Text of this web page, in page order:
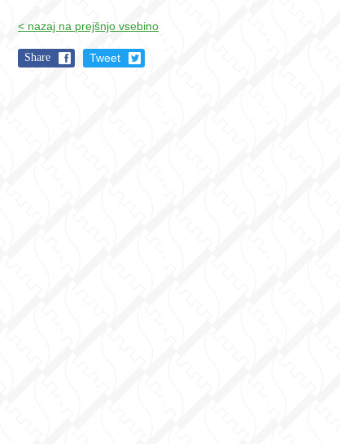
< nazaj na prejšnjo vsebino
Share Tweet